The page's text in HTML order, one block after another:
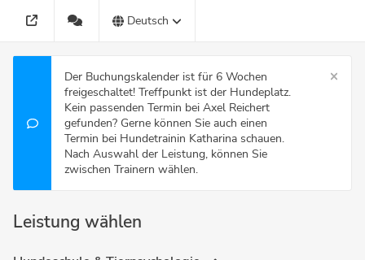
Deutsch
Der Buchungskalender ist für 6 Wochen
freigeschaltet! Treffpunkt ist der Hundeplatz.
Kein passenden Termin bei Axel Reichert
gefunden? Gerne können Sie auch einen
Termin bei Hundetrainin Katharina schauen.
Nach Auswahl der Leistung, können Sie
zwischen Trainern wählen.
Leistung wählen